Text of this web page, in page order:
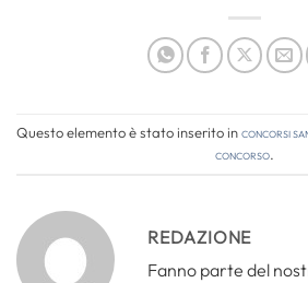
Questo elemento è stato inserito inConcorsi
concorso.
REDAZIONE
Fanno parte del